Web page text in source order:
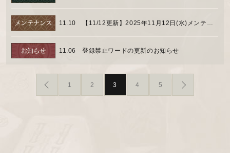
11.10 【11/12更新】2025年11月12日(水)メンテナンスの実施時間について
11.06 登録禁止ワードの更新のお知らせ
1 2 3 4 5